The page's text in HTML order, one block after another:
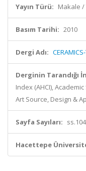
Yayın Türü: Makale /
Basım Tarihi: 2010
Dergi Adı:
Derginin Tarandığı
Index (AHCI),
Art Source, Design &
Sayfa Sayıları:
Hacettepe